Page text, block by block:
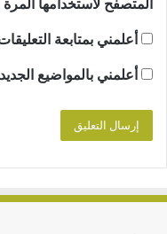
أعلمني بمتابعة
أعلمني بالمواضيع